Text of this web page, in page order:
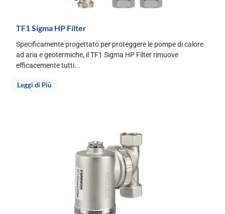
TF1 Sigma HP Filter
Specificamente progettato per proteggere le pompe di calore
ad aria e geotermiche, il TF1 Sigma HP Filter rimuove
efficacemente tutti...
Leggi di Più